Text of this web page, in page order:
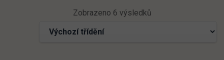
Zobrazeno 6 výsledků